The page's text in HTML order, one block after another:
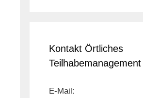
Kontakt Örtliches
Teilhabemanagement
E-Mail: